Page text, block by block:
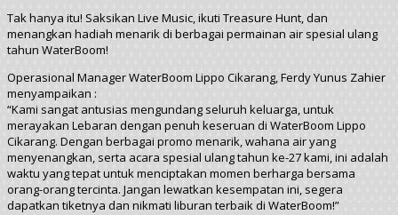
Tak hanya itu! Saksikan Live Music, ikuti Treasure Hunt, dan
menangkan hadiah menarik di berbagai permainan air spesial ulang
tahun WaterBoom!
Operasional Manager WaterBoom Lippo Cikarang, Ferdy Yunus Zahier
menyampaikan :
“Kami sangat antusias mengundang seluruh keluarga, untuk
merayakan Lebaran dengan penuh keseruan di WaterBoom Lippo
Cikarang. Dengan berbagai promo menarik, wahana air yang
menyenangkan, serta acara spesial ulang tahun ke-27 kami, ini adalah
waktu yang tepat untuk menciptakan momen berharga bersama
orang-orang tercinta. Jangan lewatkan kesempatan ini, segera
dapatkan tiketnya dan nikmati liburan terbaik di WaterBoom!”